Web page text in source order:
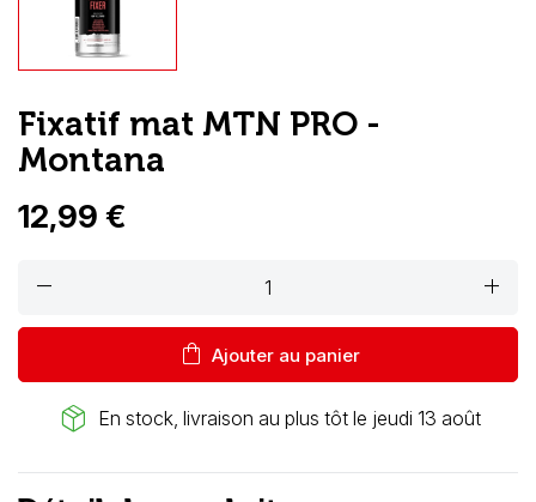
Fixatif mat MTN PRO -
Montana
12,99 €
remove add
shopping_bag Ajouter au panier
package_2 En stock, livraison au plus tôt le jeudi 13 août